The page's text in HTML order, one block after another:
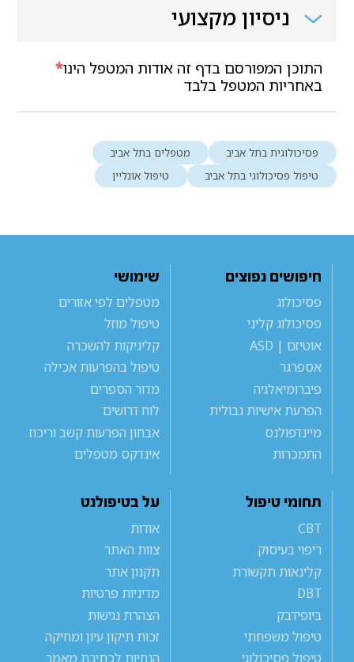
ניסיון מקצועי
*התוכן המפורסם בדף זה אודות המטפל הינו
באחריות המטפל בלבד
פסיכולוגית בתל אביב
מטפלים בתל אביב
טיפול פסיכולוגי בתל אביב
טיפול אונליין
חיפושים נפוצים
פסיכולוג
פסיכולוג קליני
אוטיזם | ASD
אספרגר
פיברומיאלגיה
הפרעת אישיות גבולית
מיינדפולנס
התמכרות
שימושי
מטפלים לפי אזורים
טיפול מוזל
קליניקות להשכרה
טיפול בהפרעות אכילה
מדור הספרים
לוח דרושים
אבחון הפרעות קשב וריכוז
אינדקס מטפלים
תחומי טיפול
CBT
ריפוי בעיסוק
קלינאות תקשורת
DBT
ביופידבק
טיפול משפחתי
טיפול פסיכולוגי
על בטיפולנט
אודות
צוות האתר
תקנון אתר
מדיניות פרטיות
הצהרת נגישות
זכות תיקון עיון ומחיקה
הנחיות לכתיבת מאמר